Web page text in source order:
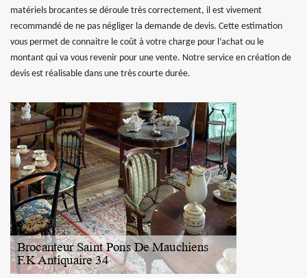
matériels brocantes se déroule très correctement, il est vivement
recommandé de ne pas négliger la demande de devis. Cette estimation
vous permet de connaitre le coût à votre charge pour l’achat ou le
montant qui va vous revenir pour une vente. Notre service en création de
devis est réalisable dans une très courte durée.